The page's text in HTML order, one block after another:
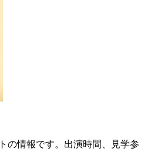
の情報です。出演時間、見学参